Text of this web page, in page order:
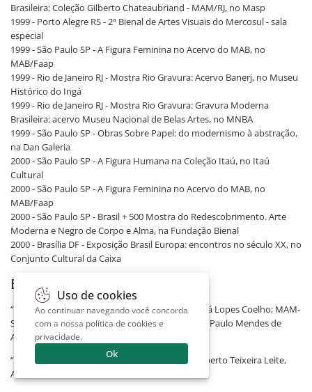
Brasileira: Coleção Gilberto Chateaubriand - MAM/RJ, no Masp
1999 - Porto Alegre RS - 2ª Bienal de Artes Visuais do Mercosul - sala
especial
1999 - São Paulo SP - A Figura Feminina no Acervo do MAB, no
MAB/Faap
1999 - Rio de Janeiro RJ - Mostra Rio Gravura: Acervo Banerj, no Museu
Histórico do Ingá
1999 - Rio de Janeiro RJ - Mostra Rio Gravura: Gravura Moderna
Brasileira: acervo Museu Nacional de Belas Artes, no MNBA
1999 - São Paulo SP - Obras Sobre Papel: do modernismo à abstração,
na Dan Galeria
2000 - São Paulo SP - A Figura Humana na Coleção Itaú, no Itaú
Cultural
2000 - São Paulo SP - A Figura Feminina no Acervo do MAB, no
MAB/Faap
2000 - São Paulo SP - Brasil + 500 Mostra do Redescobrimento. Arte
Moderna e Negro de Corpo e Alma, na Fundação Bienal
2000 - Brasília DF - Exposição Brasil Europa: encontros no século XX, no
Conjunto Cultural da Caixa
Bibliografia
“Retrospectiva Di Cavalcanti”; Coordenação: Diná Lopes Coelho; MAM-
SP, 1971. “Emiliano di Cavalcanti”; Luis Martins e Paulo Mendes de
Almeida, Aleksander B. Landau, São Paulo, 1976.
“Dicionário Crítico da Pintura no Brasil”; José Roberto Teixeira Leite,
Artlivre, São Paulo, 1988.
Uso de cookies
Ao continuar navegando você concorda
com a nossa política de cookies e
privacidade.
Ok